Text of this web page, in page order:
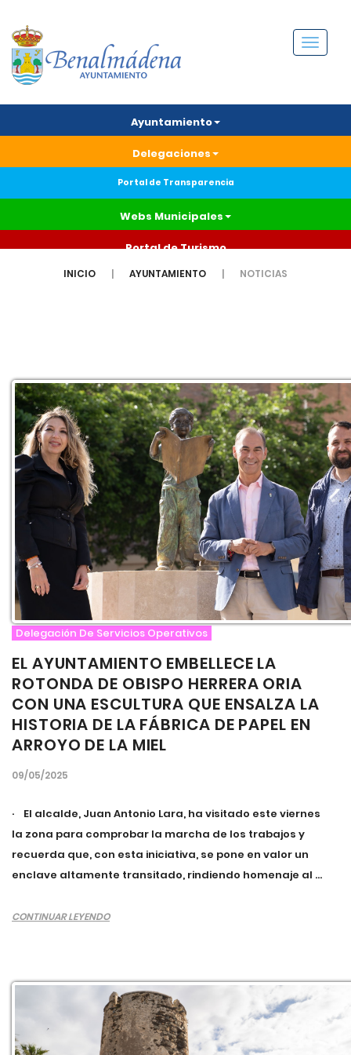
Menú
Ayuntamiento
Delegaciones
Portal de Transparencia
Webs Municipales
Portal de Turismo
INICIO AYUNTAMIENTO NOTICIAS
Delegación De Servicios Operativos
EL AYUNTAMIENTO EMBELLECE LA
ROTONDA DE OBISPO HERRERA ORIA
CON UNA ESCULTURA QUE ENSALZA LA
HISTORIA DE LA FÁBRICA DE PAPEL EN
ARROYO DE LA MIEL
09/05/2025
· El alcalde, Juan Antonio Lara, ha visitado este viernes
la zona para comprobar la marcha de los trabajos y
recuerda que, con esta iniciativa, se pone en valor un
enclave altamente transitado, rindiendo homenaje al ...
CONTINUAR LEYENDO